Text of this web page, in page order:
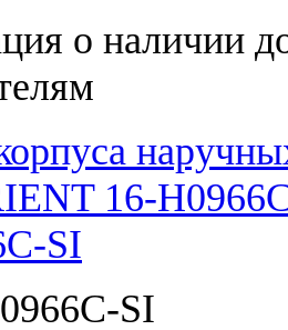
о наличии
SI